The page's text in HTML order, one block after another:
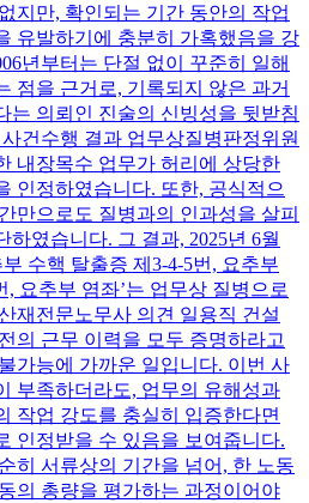
지만, 확인되는 기간 동안의 작업
유발하기에 충분히 가혹했음을 강
년부터는 단절 없이 꾸준히 일해
점을 근거로, 기록되지 않은 과거
는 의뢰인 진술의 신빙성을 뒷받침
건수행 결과 업무상질병판정위원
내장목수 업무가 허리에 상당한
인정하였습니다. 또한, 공식적으
만으로도 질병과의 인과성을 살피
하였습니다. 그 결과, 2025년 6월
수핵 탈출증 제3-4-5번, 요추부
, 요추부 염좌’는 업무상 질병으로
재전문노무사 의견 일용직 건설
의 근무 이력을 모두 증명하라고
가능에 가까운 일입니다. 이번 사
부족하더라도, 업무의 유해성과
작업 강도를 충실히 입증한다면
인정받을 수 있음을 보여줍니다.
히 서류상의 기간을 넘어, 한 노동
의 총량을 평가하는 과정이어야